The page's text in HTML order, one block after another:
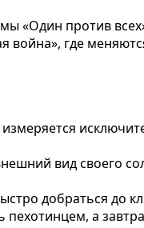
«Один против
где
измеряется
вид своего
добраться до
пехотинцем, а